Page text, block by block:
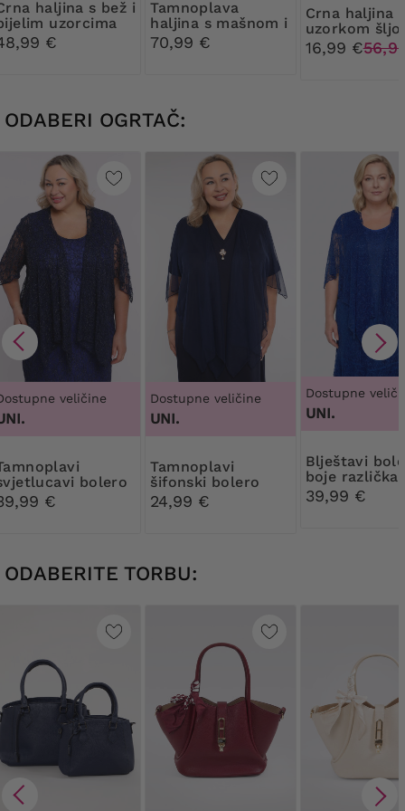
bež i
uzorcima
€
Tamnoplava
haljina s mašnom i
bež i tamnoplavim
uzorcima
70,99 €
Crna haljina sa
uzorkom
16,99 €
ODABERI OGRTAČ:
veličine
bolero
€
Dostupne veličine
UNI.
Tamnoplavi
šifonski bolero
24,99 €
Dostupne
UNI.
Blještavi bolero
boje različka
39,99 €
ODABERITE TORBU: